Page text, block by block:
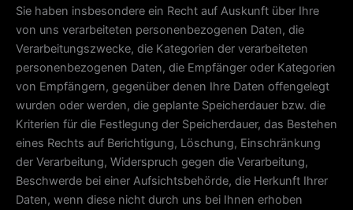
Sie haben insbesondere ein Recht auf Auskunft über Ihre
von uns verarbeiteten personenbezogenen Daten, die
Verarbeitungszwecke, die Kategorien der verarbeiteten
personenbezogenen Daten, die Empfänger oder Kategorien
von Empfängern, gegenüber denen Ihre Daten offengelegt
wurden oder werden, die geplante Speicherdauer bzw. die
Kriterien für die Festlegung der Speicherdauer, das Bestehen
eines Rechts auf Berichtigung, Löschung, Einschränkung
der Verarbeitung, Widerspruch gegen die Verarbeitung,
Beschwerde bei einer Aufsichtsbehörde, die Herkunft Ihrer
Daten, wenn diese nicht durch uns bei Ihnen erhoben